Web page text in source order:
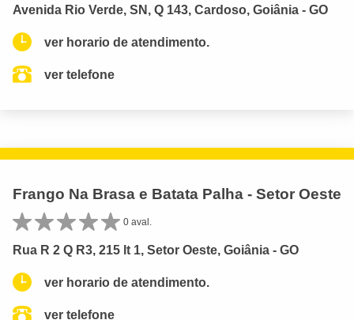
Avenida Rio Verde, SN, Q 143, Cardoso, Goiânia - GO
ver horario de atendimento.
ver telefone
Frango Na Brasa e Batata Palha - Setor Oeste
0 aval.
Rua R 2 Q R3, 215 lt 1, Setor Oeste, Goiânia - GO
ver horario de atendimento.
ver telefone